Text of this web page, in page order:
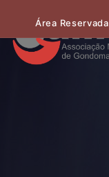
Área Reservada